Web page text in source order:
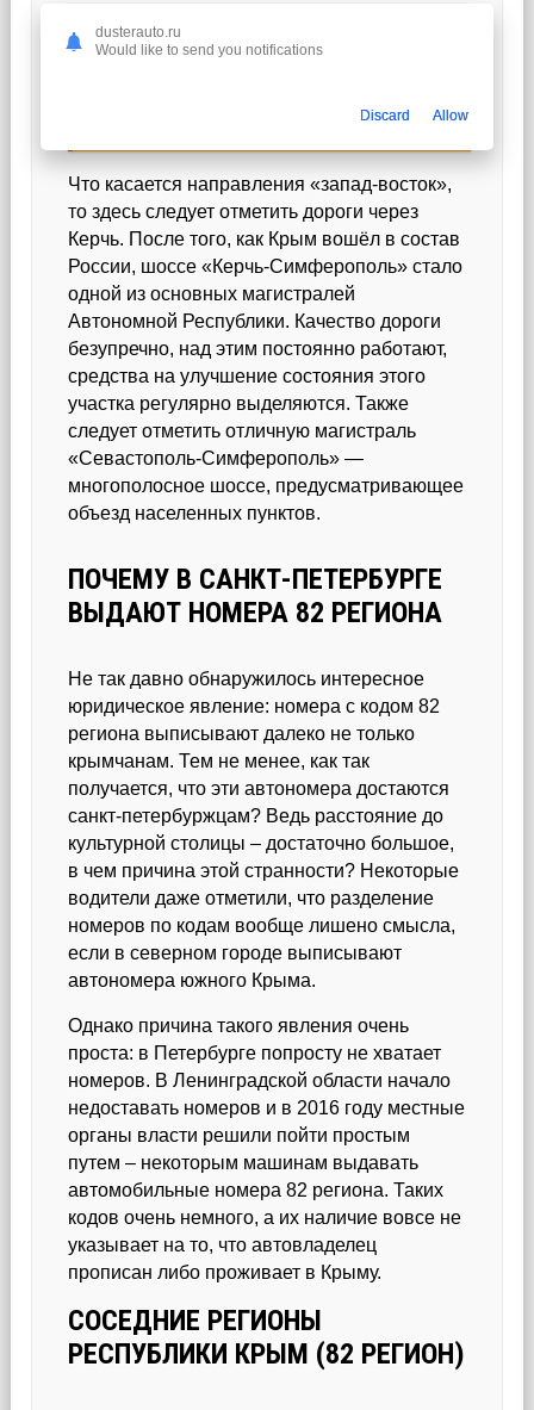
Читайте также:
популярные коды регионов на авто:
Что касается направления «запад-восток»,
то здесь следует отметить дороги через
Керчь. После того, как Крым вошёл в состав
России, шоссе «Керчь-Симферополь» стало
одной из основных магистралей
Автономной Республики. Качество дороги
безупречно, над этим постоянно работают,
средства на улучшение состояния этого
участка регулярно выделяются. Также
следует отметить отличную магистраль
«Севастополь-Симферополь» —
многополосное шоссе, предусматривающее
объезд населенных пунктов.
ПОЧЕМУ В САНКТ-ПЕТЕРБУРГЕ
ВЫДАЮТ НОМЕРА 82 РЕГИОНА
Не так давно обнаружилось интересное
юридическое явление: номера с кодом 82
региона выписывают далеко не только
крымчанам. Тем не менее, как так
получается, что эти автономера достаются
санкт-петербуржцам? Ведь расстояние до
культурной столицы – достаточно большое,
в чем причина этой странности? Некоторые
водители даже отметили, что разделение
номеров по кодам вообще лишено смысла,
если в северном городе выписывают
автономера южного Крыма.
Однако причина такого явления очень
проста: в Петербурге попросту не хватает
номеров. В Ленинградской области начало
недоставать номеров и в 2016 году местные
органы власти решили пойти простым
путем – некоторым машинам выдавать
автомобильные номера 82 региона. Таких
кодов очень немного, а их наличие вовсе не
указывает на то, что автовладелец
прописан либо проживает в Крыму.
СОСЕДНИЕ РЕГИОНЫ
РЕСПУБЛИКИ КРЫМ (82 РЕГИОН)
dusterauto.ru
Would like to send you notifications
Discard Allow